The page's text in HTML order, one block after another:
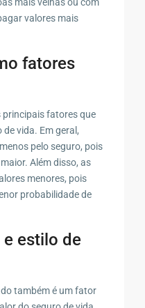
valores mais
fatores
principais fatores que
vida. Em geral,
pelo seguro, pois
Além disso, as
menores, pois
probabilidade de
e estilo de
também é um fator